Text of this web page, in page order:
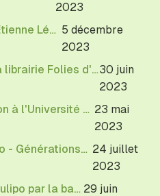
2023
Rencontre avec Étienne Lécroart 5 décembre
2023
Soirée Oulipo à la librairie Folies d'Encre de Montreuil30 juin
2023
Colloque Évolution à l'Université Gustave Eiffel 23 mai
2023
Colloque "L'oulipo - Générations" à Cerisy-La-Salle 24 juillet
2023
Dédicace de "L'Oulipo par la bande" 29 juin